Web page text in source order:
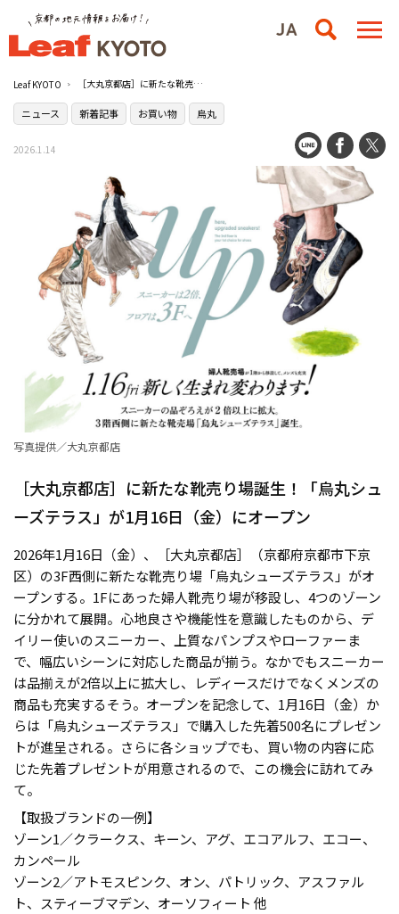
Leaf KYOTO ［大丸京都店］に新たな靴売り場誕生！「烏丸シューズテラス」が1月16日（金）にオープン
ニュース 新着記事 お買い物 烏丸
2026.1.14
写真提供／大丸京都店
［大丸京都店］に新たな靴売り場誕生！「烏丸シュ
ーズテラス」が1月16日（金）にオープン
2026年1月16日（金）、［大丸京都店］（京都府京都市下京
区）の3F西側に新たな靴売り場「烏丸シューズテラス」がオ
ープンする。1Fにあった婦人靴売り場が移設し、4つのゾーン
に分かれて展開。心地良さや機能性を意識したものから、デ
イリー使いのスニーカー、上質なパンプスやローファーま
で、幅広いシーンに対応した商品が揃う。なかでもスニーカー
は品揃えが2倍以上に拡大し、レディースだけでなくメンズの
商品も充実するそう。オープンを記念して、1月16日（金）か
らは「烏丸シューズテラス」で購入した先着500名にプレゼン
トが進呈される。さらに各ショップでも、買い物の内容に応
じた先着プレゼントが用意されるので、この機会に訪れてみ
て。
【取扱ブランドの一例】
ゾーン1／クラークス、キーン、アグ、エコアルフ、エコー、
カンペール
ゾーン2／アトモスピンク、オン、パトリック、アスファル
ト、スティーブマデン、オーソフィート 他